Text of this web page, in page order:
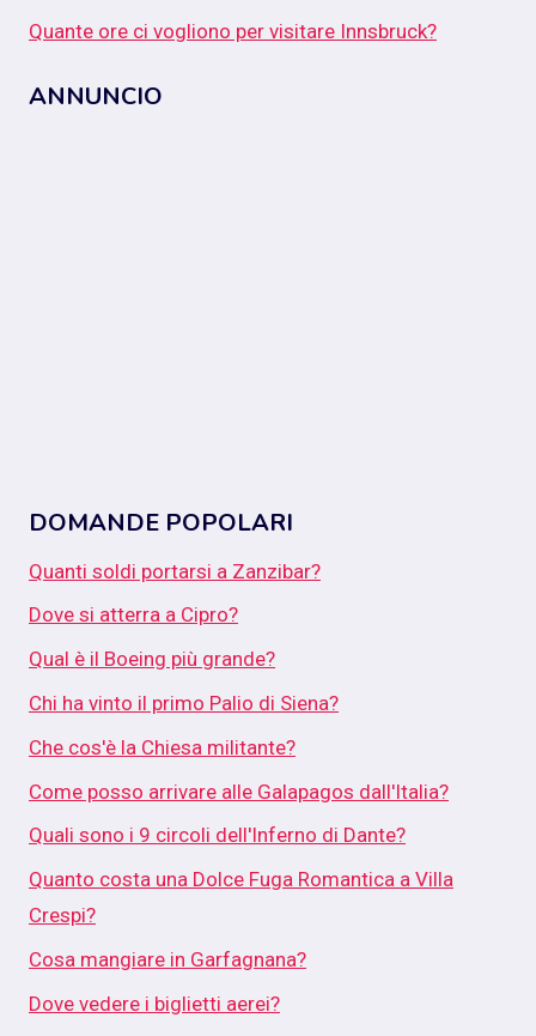
Quante ore ci vogliono per visitare Innsbruck?
ANNUNCIO
DOMANDE POPOLARI
Quanti soldi portarsi a Zanzibar?
Dove si atterra a Cipro?
Qual è il Boeing più grande?
Chi ha vinto il primo Palio di Siena?
Che cos'è la Chiesa militante?
Come posso arrivare alle Galapagos dall'Italia?
Quali sono i 9 circoli dell'Inferno di Dante?
Quanto costa una Dolce Fuga Romantica a Villa
Crespi?
Cosa mangiare in Garfagnana?
Dove vedere i biglietti aerei?